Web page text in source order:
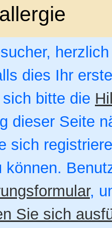
dies Ihr
sich bitte die
dieser Seite
sich
können.
,
Sie sich